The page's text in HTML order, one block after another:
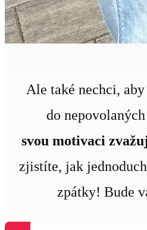
Ale také nechci,
do
svou motivaci
zjistíte, jak
zpátky! Bude